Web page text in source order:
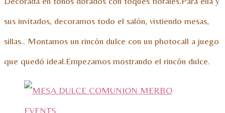
sus invitados, decoramos todo el salón, vistiendo mesas,
sillas.. Montamos un rincón dulce con un photocall a juego
que quedó ideal.Empezamos mostrando el rincón dulce.